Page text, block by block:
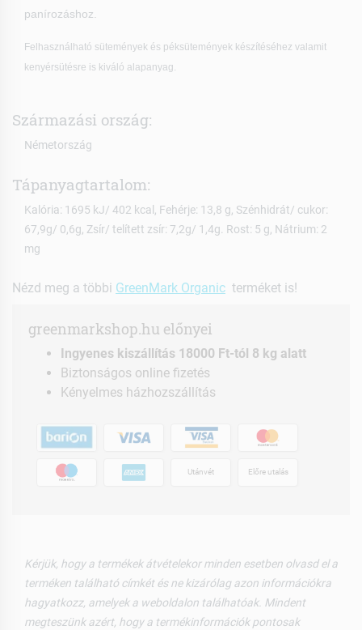
panírozáshoz.
Felhasználható sütemények és péksütemények készítéséhez valamit
kenyérsütésre is kiváló alapanyag.
Származási ország:
Németország
Tápanyagtartalom:
Kalória: 1695 kJ/ 402 kcal, Fehérje: 13,8 g, Szénhidrát/ cukor:
67,9g/ 0,6g, Zsír/ telített zsír: 7,2g/ 1,4g. Rost: 5 g, Nátrium: 2
mg
Nézd meg a többi GreenMark Organic terméket is!
greenmarkshop.hu előnyei
Ingyenes kiszállítás 18000 Ft-tól 8 kg alatt
Biztonságos online fizetés
Kényelmes házhozszállítás
Utánvét Előre utalás
Kérjük, hogy a termékek átvételekor minden esetben olvasd el a
terméken található címkét és ne kizárólag azon információkra
hagyatkozz, amelyek a weboldalon találhatóak. Mindent
megteszünk azért, hogy a termékinformációk pontosak